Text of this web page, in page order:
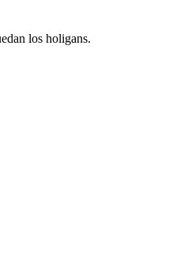
los holigans.